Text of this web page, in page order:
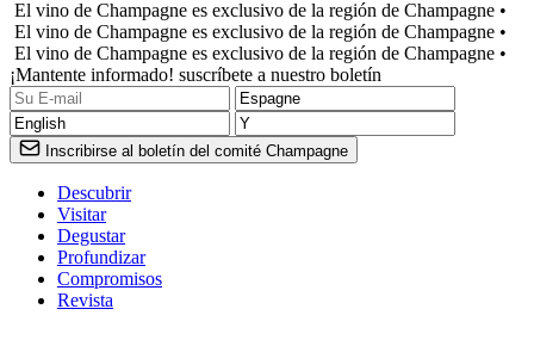
El vino de Champagne es exclusivo de la región de Champagne •
El vino de Champagne es exclusivo de la región de Champagne •
El vino de Champagne es exclusivo de la región de Champagne •
¡Mantente informado! suscríbete a nuestro boletín
Inscribirse al boletín del comité Champagne
Descubrir
Visitar
Degustar
Profundizar
Compromisos
Revista